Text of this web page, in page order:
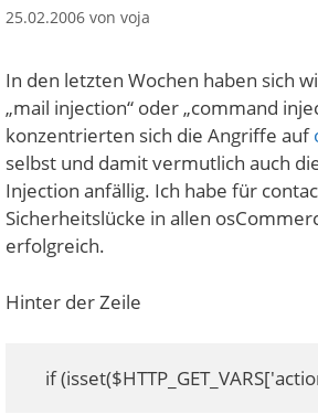
25.02.2006 von voja
In den letzten Wochen haben sich
„mail injection“ oder „command
konzentrierten sich die Angriffe auf
selbst und damit vermutlich auch
Injection anfällig. Ich habe für
Sicherheitslücke in allen
erfolgreich.
Hinter der Zeile
if